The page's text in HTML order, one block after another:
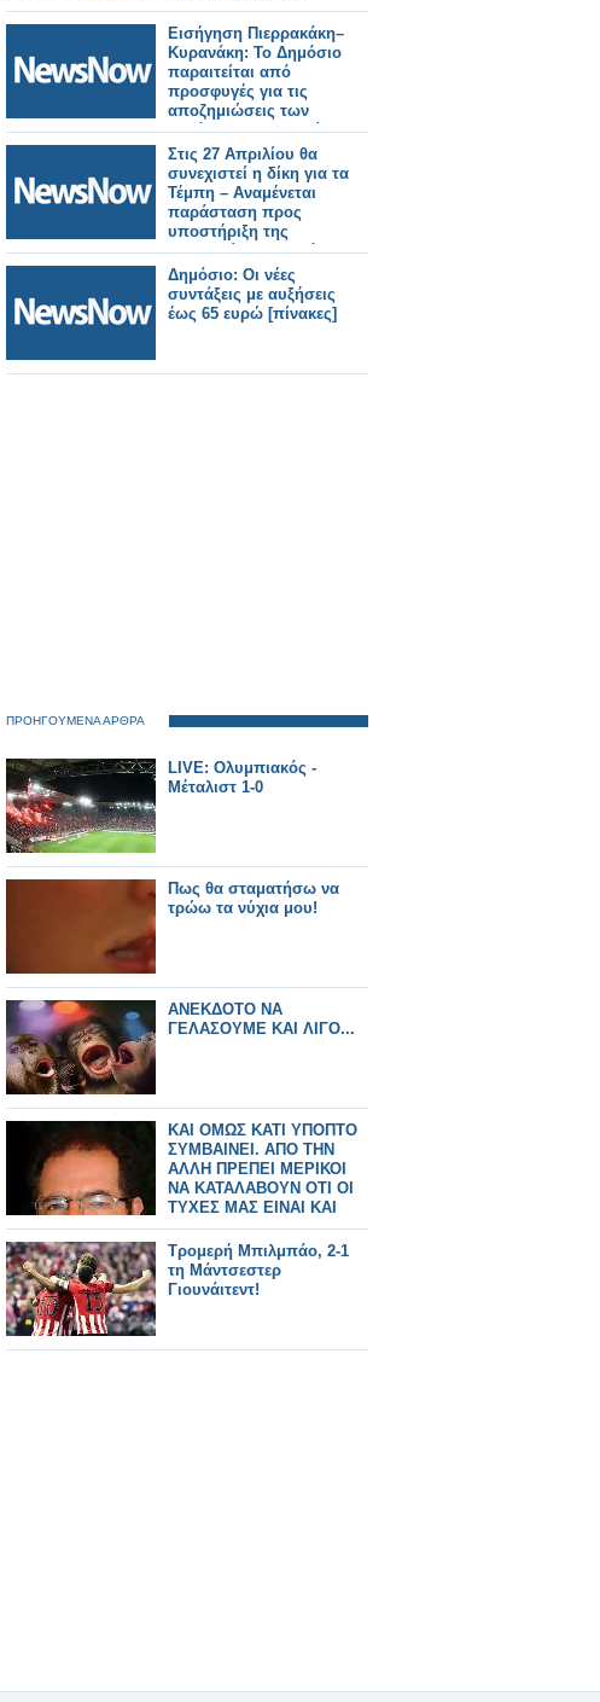
Εισήγηση Πιερρακάκη–
Κυρανάκη: Το Δημόσιο
παραιτείται από
προσφυγές για τις
αποζημιώσεις των
θυμάτων των Τεμπών.
Στις 27 Απριλίου θα
συνεχιστεί η δίκη για τα
Τέμπη – Αναμένεται
παράσταση προς
υποστήριξη της
κατηγορίας και από το
Ελληνικό Δημόσιο
Δημόσιο: Οι νέες
συντάξεις με αυξήσεις
έως 65 ευρώ [πίνακες]
ΠΡΟΗΓΟΥΜΕΝΑ ΑΡΘΡΑ
LIVE: Ολυμπιακός -
Μέταλιστ 1-0
Πως θα σταματήσω να
τρώω τα νύχια μου!
ΑΝΕΚΔΟΤΟ ΝΑ
ΓΕΛΑΣΟΥΜΕ ΚΑΙ ΛΙΓΟ...
ΚΑΙ ΟΜΩΣ ΚΑΤΙ ΥΠΟΠΤΟ
ΣΥΜΒΑΙΝΕΙ. ΑΠΟ ΤΗΝ
ΑΛΛΗ ΠΡΕΠΕΙ ΜΕΡΙΚΟΙ
ΝΑ ΚΑΤΑΛΑΒΟΥΝ ΟΤΙ ΟΙ
ΤΥΧΕΣ ΜΑΣ ΕΙΝΑΙ ΚΑΙ
ΣΤΟ ΔΙΚΟ ΜΑΣ ΧΕΡΙ.
Τρομερή Μπιλμπάο, 2-1
τη Μάντσεστερ
Γιουνάιτεντ!